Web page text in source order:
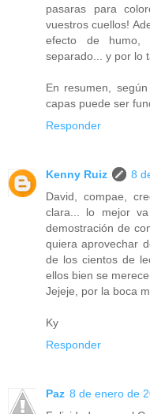
pasaras para
vuestros cuellos!
efecto de humo,
separado... y por lo
En resumen,
capas puede ser
Responder
Kenny Ruiz
8
David, compae,
clara... lo mejor
demostración de
quiera aprovechar
de los cientos de
ellos bien se
Jejeje, por la boca
Ky
Responder
Paz 8 de enero de